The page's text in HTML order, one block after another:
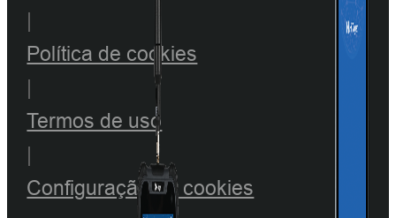
Política de cookies
Termos de uso
Configuração de cookies